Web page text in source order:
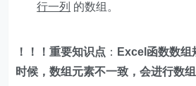
行一列 的数组。
！！！重要知识点 ： Excel函数数组
时候，数组元素不一致，会进行数